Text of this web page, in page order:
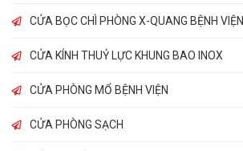
CỬA BỌC CHÌ PHÒNG X-QUANG BỆNH VIỆN
CỬA KÍNH THUỶ LỰC KHUNG BAO INOX
CỬA PHÒNG MỔ BỆNH VIỆN
CỬA PHÒNG SẠCH